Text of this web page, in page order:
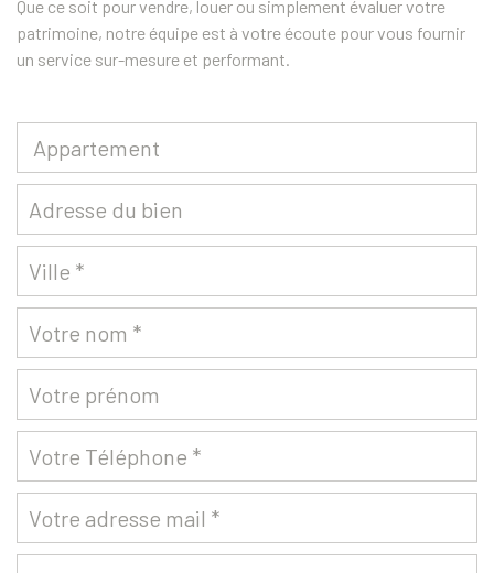
Que ce soit pour vendre, louer ou simplement évaluer votre
patrimoine, notre équipe est à votre écoute pour vous fournir
un service sur-mesure et performant.
Appartement